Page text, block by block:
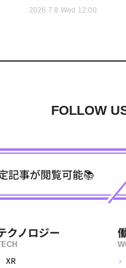
2026.7.8 Wed 12:00
FOLLOW
記事が閲覧可能📚
クノロジー
XR